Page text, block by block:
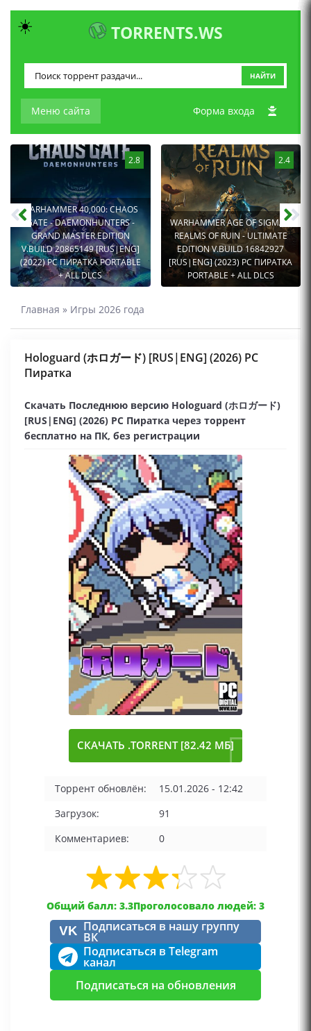
TORRENTS.WS
Меню сайта
НАЙТИ
Форма входа
2.8
WARHAMMER 40,000: CHAOS
GATE - DAEMONHUNTERS -
GRAND MASTER EDITION
V.BUILD 20865149 [RUS|ENG]
(2022) PC ПИРАТКА PORTABLE
+ ALL DLCS
2.4
WARHAMMER AGE OF SIGMAR:
REALMS OF RUIN - ULTIMATE
EDITION V.BUILD 16842927
[RUS|ENG] (2023) PC ПИРАТКА
PORTABLE + ALL DLCS
Главная » Игры 2026 года
Hologuard (ホロガード) [RUS|ENG] (2026) PC
Пиратка
Скачать Последнюю версию Hologuard (ホロガード)
[RUS|ENG] (2026) PC Пиратка через торрент
бесплатно на ПК, без регистрации
СКАЧАТЬ .TORRENT [82.42 МБ]
Торрент обновлён:
15.01.2026 - 12:42
Загрузок:
91
Комментариев:
0
Общий балл: 3.3Проголосовало людей: 3
VK Подписаться в нашу группу
ВК
Подписаться в Telegram
канал
Подписаться на обновления
☀️